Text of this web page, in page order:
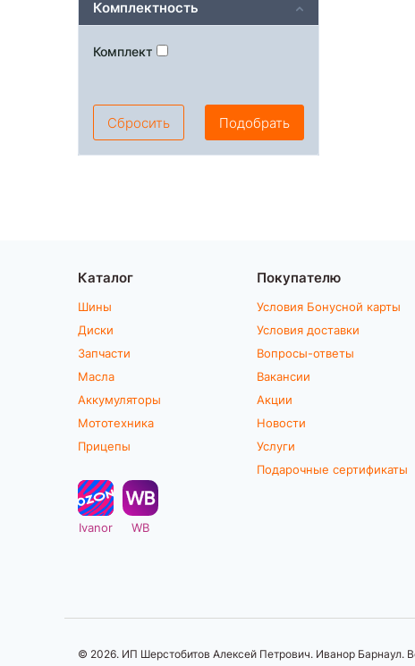
Комплектность
Комплект
Сбросить Подобрать
Каталог
Шины
Диски
Запчасти
Масла
Аккумуляторы
Мототехника
Прицепы
Ivanor WB
Покупателю
Условия Бонусной карты
Условия доставки
Вопросы-ответы
Вакансии
Акции
Новости
Услуги
Подарочные сертификаты
© 2026. ИП Шерстобитов Алексей Петрович. Иванор Барнаул.